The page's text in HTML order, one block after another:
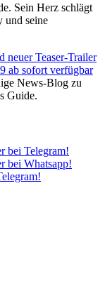
Sein Herz schlägt
und seine
neuer Teaser-Trailer
ab sofort verfügbar
News-Blog zu
Guide.
bei Telegram!
bei Whatsapp!